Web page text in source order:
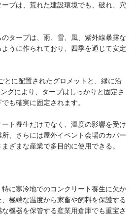
プは、荒れた建設環境でも、破れ、穴
タープは、雨、雪、風、紫外線暴露な
うに作られており、四季を通じて安定
とに配置されたグロメットと、縁に沿
グにより、タープはしっかりと固定さ
も確実に固定されます。
ト養生だけでなく、温度の影響を受け
、さらには屋外イベント会場のカバー
ざまな産業で多目的に使用できる。
に寒冷地でのコンクリート養生に欠か
極端な温度から家畜や飼料を保護する
機器を保管する産業用倉庫でも重宝さ